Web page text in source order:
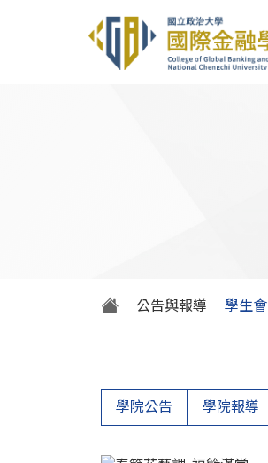
公告與報導 學生會
學院公告 學院報導